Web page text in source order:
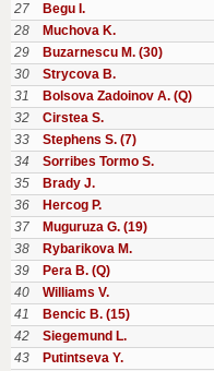
27
Begu I.
28
Muchova K.
29
Buzarnescu M. (30)
30
Strycova B.
31
Bolsova Zadoinov A. (Q)
32
Cirstea S.
33
Stephens S. (7)
34
Sorribes Tormo S.
35
Brady J.
36
Hercog P.
37
Muguruza G. (19)
38
Rybarikova M.
39
Pera B. (Q)
40
Williams V.
41
Bencic B. (15)
42
Siegemund L.
43
Putintseva Y.